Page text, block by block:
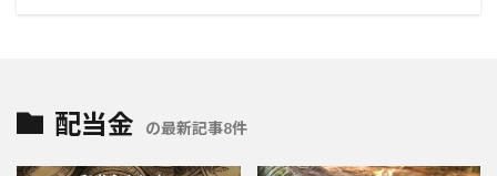
配当金 の最新記事8件